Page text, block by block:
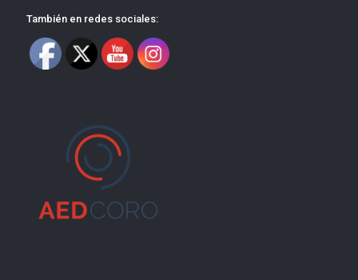
También en redes sociales: